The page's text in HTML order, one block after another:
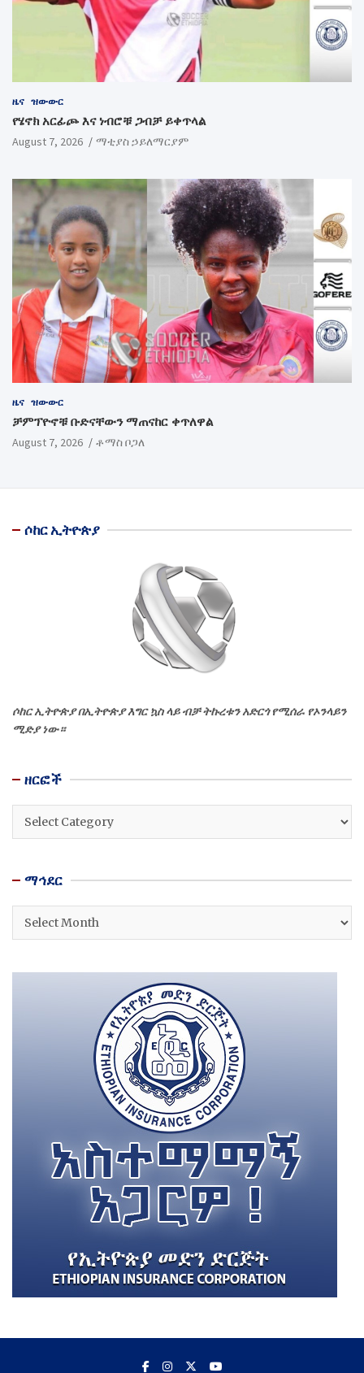
ዜና ዝውውር
የሄኖክ አርፊጮ እና ነብሮቹ ጋብቻ ይቀጥላል
August 7, 2026 ማቲያስ ኃይለማርያም
ዜና ዝውውር
ቻምፕዮኖቹ ቡድናቸውን ማጠናከር ቀጥለዋል
August 7, 2026 ቶማስ ቦጋለ
ሶከር ኢትዮጵያ
ሶከር ኢትዮጵያ በኢትዮጵያ እግር ኳስ ላይ ብቻ ትኩረቱን አድርጎ የሚሰራ የኦንላይን
ሚድያ ነው።
ዘርፎች
ዘርፎች
ማኅደር
ማኅደር